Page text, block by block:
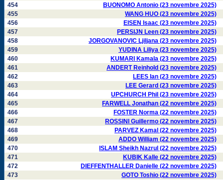
454
BUONOMO Antonio (23 novembre 2025)
455
WANG HUO (23 novembre 2025)
456
EISEN Isaac (23 novembre 2025)
457
PERSIJN Leen (23 novembre 2025)
458
JORGOVANOVIC Ljiljana (23 novembre 2025)
459
YUDINA Liliya (23 novembre 2025)
460
KUMARI Kamala (23 novembre 2025)
461
ANDERT Reinhold (23 novembre 2025)
462
LEES Ian (23 novembre 2025)
463
LEE Gerard (23 novembre 2025)
464
UPCHURCH Phil (23 novembre 2025)
465
FARWELL Jonathan (22 novembre 2025)
466
FOSTER Norma (22 novembre 2025)
467
ROSSINI Guillermo (22 novembre 2025)
468
PARVEZ Kamal (22 novembre 2025)
469
ADDO William (22 novembre 2025)
470
ISLAM Sheikh Nazrul (22 novembre 2025)
471
KUBIK Kalle (22 novembre 2025)
472
DIEFFENTHALLER Danielle (22 novembre 2025)
473
GOTO Toshio (22 novembre 2025)